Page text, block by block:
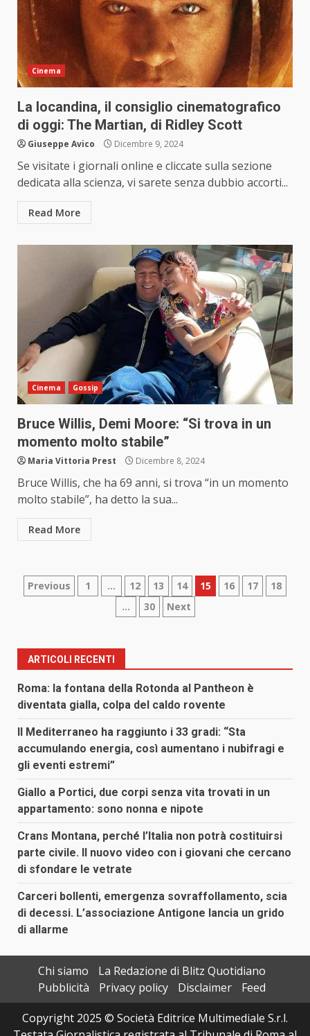
Cinema
La locandina, il consiglio cinematografico
di oggi: The Martian, di Ridley Scott
Giuseppe Avico Dicembre 9, 2024
Se visitate i giornali online e cliccate sulla sezione
dedicata alla scienza, vi sarete senza dubbio accorti...
Read More
Cinema Gossip
Bruce Willis, Demi Moore: “Si trova in un
momento molto stabile”
Maria Vittoria Prest Dicembre 8, 2024
Bruce Willis, che ha 69 anni, si trova “in un momento
molto stabile”, ha detto la sua...
Read More
Paginazione
articoli
Previous 1 … 12 13 14 15 16 17
18
…
30 Next
ARTICOLI RECENTI
Roma: la fontana della Rotonda al Pantheon è
diventata gialla, colpa del caldo rovente
Il Mediterraneo ha raggiunto i 33 gradi: “Sta
accumulando energia, così aumentano i nubifragi e
gli eventi estremi”
Giallo a Portici, due corpi senza vita trovati in un
appartamento: sono nonna e nipote
Crans Montana, perché l’Italia non potrà costituirsi
parte civile. Il nuovo video con i giovani che cercano
di sfondare le vetrate
Carceri bollenti, emergenza sovraffollamento, scia
di decessi. L’associazione Antigone lancia un grido
di allarme
Chi siamo
La Redazione di Blitz Quotidiano
Pubblicità
Privacy policy Disclaimer
Feed
Copyright 2025 © Società Editrice Multimediale S.r.l.